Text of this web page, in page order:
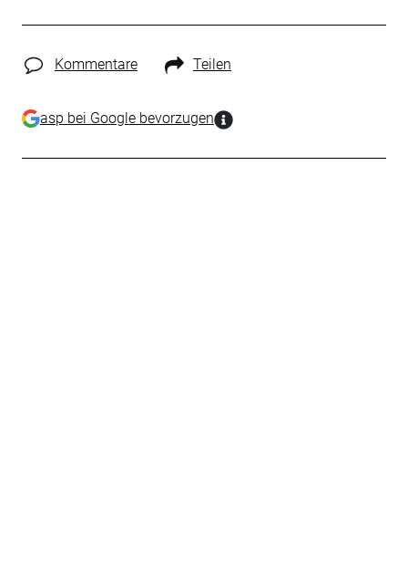
Kommentare Teilen
asp bei Google bevorzugen